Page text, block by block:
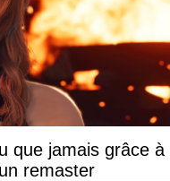
que jamais grâce à
remaster